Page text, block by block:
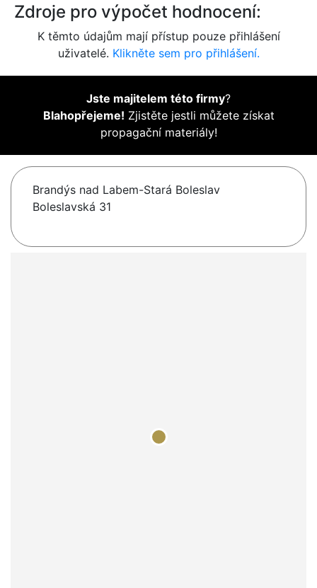
Zdroje pro výpočet hodnocení:
K těmto údajům mají přístup pouze přihlášení
uživatelé. Klikněte sem pro přihlášení.
Jste majitelem této firmy?
Blahopřejeme! Zjistěte jestli můžete získat
propagační materiály!
Brandýs nad Labem-Stará Boleslav
Boleslavská 31